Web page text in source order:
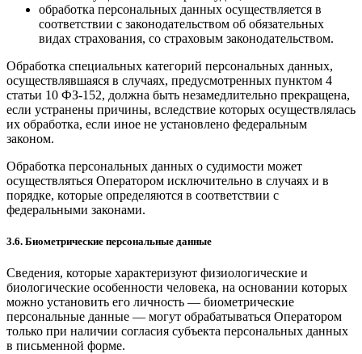
обработка персональных данных осуществляется в
соответствии с законодательством об обязательных
видах страхования, со страховым законодательством.
Обработка специальных категорий персональных данных,
осуществлявшаяся в случаях, предусмотренных пунктом 4
статьи 10 ФЗ-152, должна быть незамедлительно прекращена,
если устранены причины, вследствие которых осуществлялась
их обработка, если иное не установлено федеральным
законом.
Обработка персональных данных о судимости может
осуществляться Оператором исключительно в случаях и в
порядке, которые определяются в соответствии с
федеральными законами.
3.6. Биометрические персональные данные
Сведения, которые характеризуют физиологические и
биологические особенности человека, на основании которых
можно установить его личность — биометрические
персональные данные — могут обрабатываться Оператором
только при наличии согласия субъекта персональных данных
в письменной форме.